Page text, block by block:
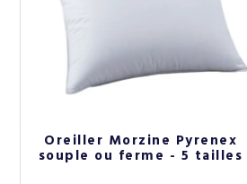
Oreiller Morzine Pyrenex
souple ou ferme - 5 tailles